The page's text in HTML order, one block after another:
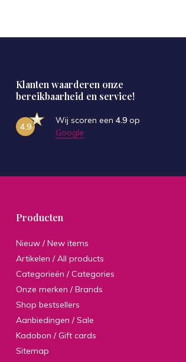
Klanten waarderen onze
bereikbaarheid en service!
4.9
Wij scoren een 4.9 op
Google
Producten
Nieuw / New items
Artikelen / All products
Categorieën / Categories
Onze merken / Brands
Shop bestsellers
Aanbiedingen / Sale
Kadobon / Gift cards
Sitemap